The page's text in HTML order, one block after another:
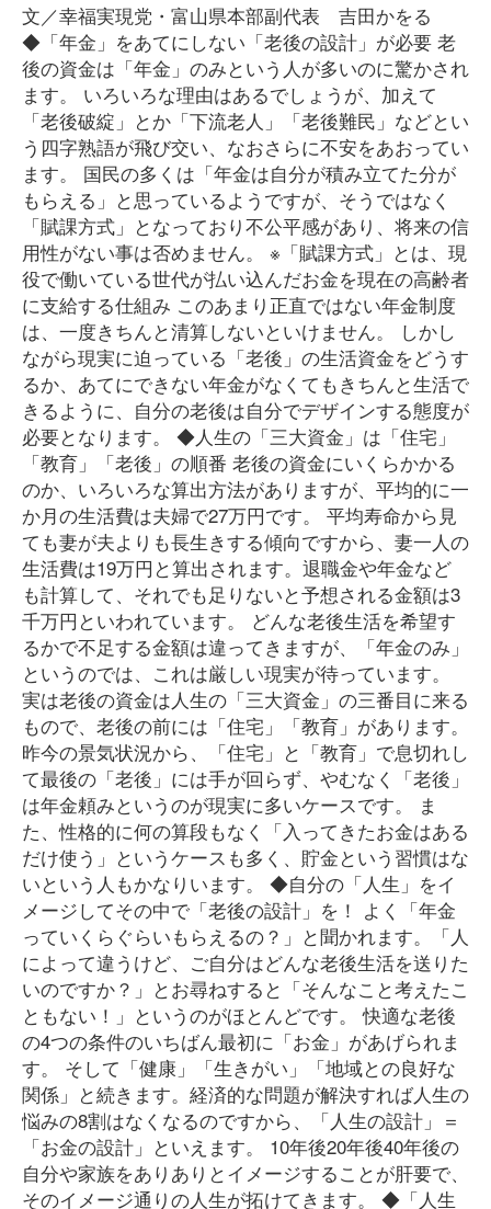
文／幸福実現党・富山県本部副代表 吉田かをる
◆「年金」をあてにしない「老後の設計」が必要 老
後の資金は「年金」のみという人が多いのに驚かされ
ます。 いろいろな理由はあるでしょうが、加えて
「老後破綻」とか「下流老人」「老後難民」などとい
う四字熟語が飛び交い、なおさらに不安をあおってい
ます。 国民の多くは「年金は自分が積み立てた分が
もらえる」と思っているようですが、そうではなく
「賦課方式」となっており不公平感があり、将来の信
用性がない事は否めません。 ※「賦課方式」とは、現
役で働いている世代が払い込んだお金を現在の高齢者
に支給する仕組み このあまり正直ではない年金制度
は、一度きちんと清算しないといけません。 しかし
ながら現実に迫っている「老後」の生活資金をどうす
るか、あてにできない年金がなくてもきちんと生活で
きるように、自分の老後は自分でデザインする態度が
必要となります。 ◆人生の「三大資金」は「住宅」
「教育」「老後」の順番 老後の資金にいくらかかる
のか、いろいろな算出方法がありますが、平均的に一
か月の生活費は夫婦で27万円です。 平均寿命から見
ても妻が夫よりも長生きする傾向ですから、妻一人の
生活費は19万円と算出されます。退職金や年金など
も計算して、それでも足りないと予想される金額は3
千万円といわれています。 どんな老後生活を希望す
るかで不足する金額は違ってきますが、「年金のみ」
というのでは、これは厳しい現実が待っています。
実は老後の資金は人生の「三大資金」の三番目に来る
もので、老後の前には「住宅」「教育」があります。
昨今の景気状況から、「住宅」と「教育」で息切れし
て最後の「老後」には手が回らず、やむなく「老後」
は年金頼みというのが現実に多いケースです。 ま
た、性格的に何の算段もなく「入ってきたお金はある
だけ使う」というケースも多く、貯金という習慣はな
いという人もかなりいます。 ◆自分の「人生」をイ
メージしてその中で「老後の設計」を！ よく「年金
っていくらぐらいもらえるの？」と聞かれます。「人
によって違うけど、ご自分はどんな老後生活を送りた
いのですか？」とお尋ねすると「そんなこと考えたこ
ともない！」というのがほとんどです。 快適な老後
の4つの条件のいちばん最初に「お金」があげられま
す。 そして「健康」「生きがい」「地域との良好な
関係」と続きます。経済的な問題が解決すれば人生の
悩みの8割はなくなるのですから、「人生の設計」＝
「お金の設計」といえます。 10年後20年後40年後の
自分や家族をありありとイメージすることが肝要で、
そのイメージ通りの人生が拓けてきます。 ◆「人生